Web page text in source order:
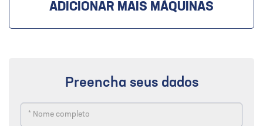
ADICIONAR MAIS MÁQUINAS
Preencha seus dados